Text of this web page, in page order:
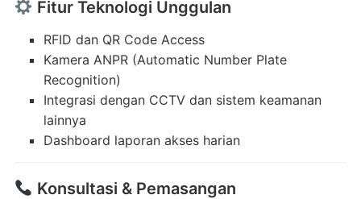
Fitur Teknologi Unggulan
RFID dan QR Code Access
Kamera ANPR (Automatic Number Plate
Recognition)
Integrasi dengan CCTV dan sistem keamanan
lainnya
Dashboard laporan akses harian
Konsultasi & Pemasangan